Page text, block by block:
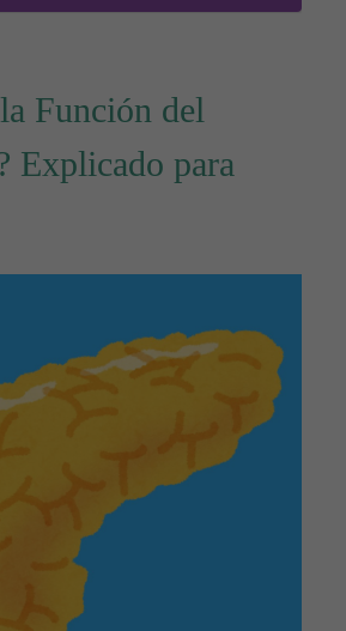
Función del
Explicado para